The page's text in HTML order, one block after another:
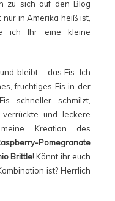
zu sich auf den Blog
in Amerika heiß ist,
ich Ihr eine kleine
bleibt – das Eis. Ich
fruchtiges Eis in der
schneller schmilzt,
und leckere
Kreation des
Pomegranate
Brittle!Könnt ihr euch
ist? Herrlich